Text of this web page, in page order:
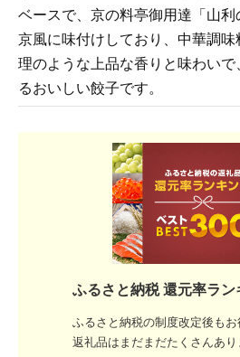
ベースで、京の料亭御用達「山
京風に味付けしており、中華調
理のような上品な香りと味わい
るおいしい餃子です。
ふるさと納税 還元率ラ
ふるさと納税の制度改定後もお
返礼品はまだまだたくさんあり